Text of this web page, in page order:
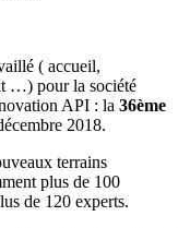
( accueil,
…) pour la société
API : la 36ème
2018.
terrains
plus de 100
de 120 experts.